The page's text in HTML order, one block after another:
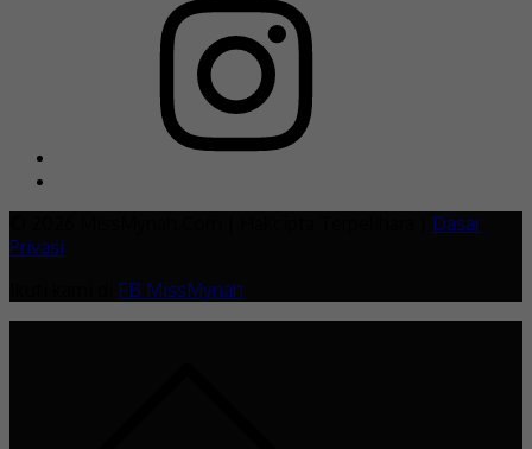
Dasar
Privasi
FB MissMynah